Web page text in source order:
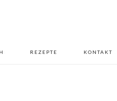
REZEPTE KONTAKT